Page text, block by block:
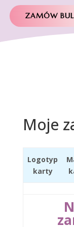
ZAMÓW
Moje
Logotyp
karty